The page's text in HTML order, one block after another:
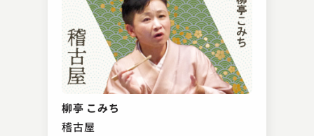
柳亭 こみち
稽古屋
吉原 朝馬
詐欺に勝つ（喝！）
2023.09.19 | 20分